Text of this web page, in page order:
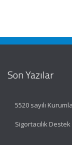
Son Yazılar
5520 sayılı
Sigortacılık